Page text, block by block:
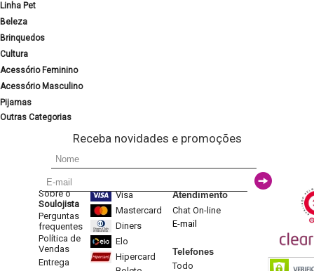
Linha Pet
Beleza
Brinquedos
Cultura
Acessório Feminino
Acessório Masculino
Pijamas
Outras Categorias
Receba novidades e promoções
Sobre o
Soulojista
Perguntas
frequentes
Política de
Vendas
Entrega
Visa
Mastercard
Diners
Elo
Hipercard
Atendimento
Chat On-line
E-mail
Telefones
Todo